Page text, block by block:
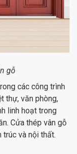
gỗ
các công trình
thự, văn phòng,
linh hoạt trong
Cửa thép vân gỗ
trúc và nội thất.